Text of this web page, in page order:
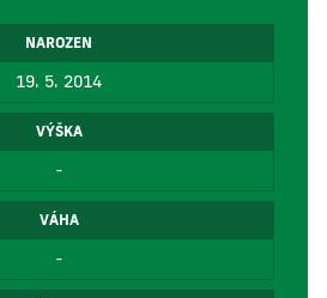
NAROZEN
19. 5. 2014
VÝŠKA
-
VÁHA
-